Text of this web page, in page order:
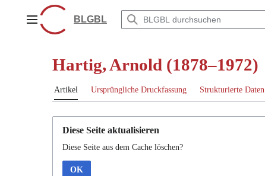
springenHauptmenüBLGBL
Hartig, Arnold (1878–1972)
Artikel Ursprüngliche Druckfassung Strukturierte Daten
Diese Seite aktualisieren
Diese Seite aus dem Cache löschen?
OK